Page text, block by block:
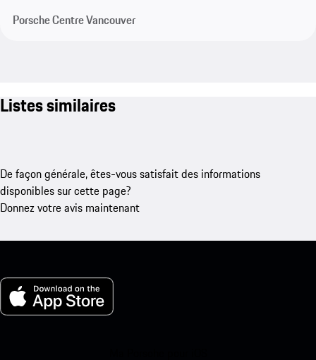
Porsche Centre Vancouver
Listes similaires
De façon générale, êtes-vous satisfait des informations
disponibles sur cette page?
Donnez votre avis maintenant